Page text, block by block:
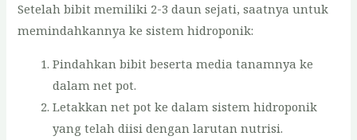
Setelah bibit memiliki 2-3 daun sejati, saatnya untuk
memindahkannya ke sistem hidroponik:
Pindahkan bibit beserta media tanamnya ke
dalam net pot.
Letakkan net pot ke dalam sistem hidroponik
yang telah diisi dengan larutan nutrisi.